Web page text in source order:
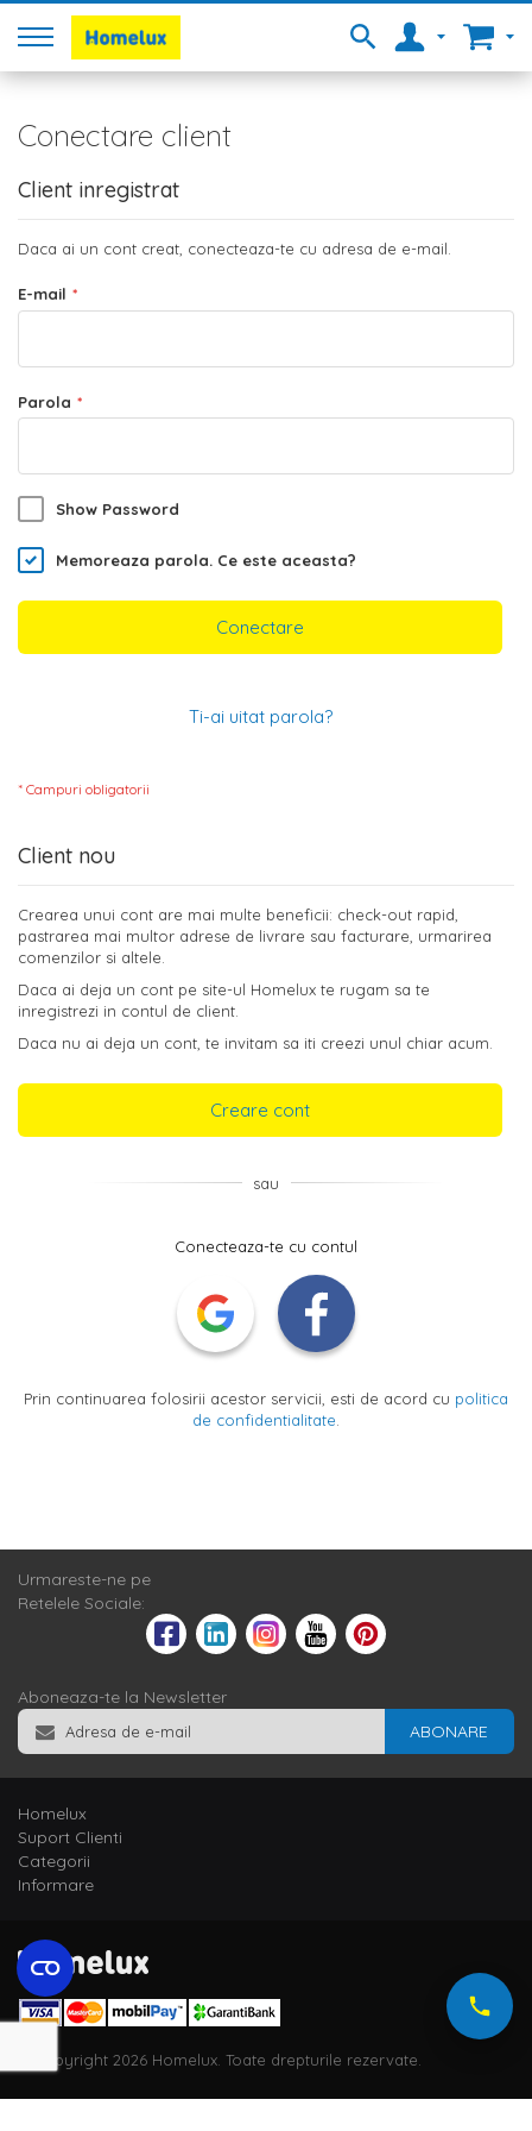
Conectare client
Client inregistrat
Daca ai un cont creat, conecteaza-te cu adresa de e-mail.
E-mail
Parola
Show Password
Memoreaza parola. Ce este aceasta?
Conectare
Ti-ai uitat parola?
Client nou
Crearea unui cont are mai multe beneficii: check-out rapid,
pastrarea mai multor adrese de livrare sau facturare, urmarirea
comenzilor si altele.
Daca ai deja un cont pe site-ul Homelux te rugam sa te
inregistrezi in contul de client.
Daca nu ai deja un cont, te invitam sa iti creezi unul chiar acum.
Creare cont
sau
Conecteaza-te cu contul
Prin continuarea folosirii acestor servicii, esti de acord cu politica
de confidentialitate
Urmareste-ne pe
Retelele Sociale:
Aboneaza-te la Newsletter
ABONARE
Homelux
Suport Clienti
Categorii
Informare
© Copyright 2026 Homelux. Toate drepturile rezervate.